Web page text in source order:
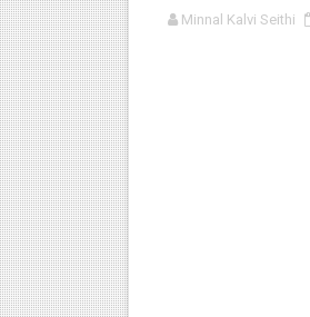
பள்ளி
Minnal Kalvi Seithi